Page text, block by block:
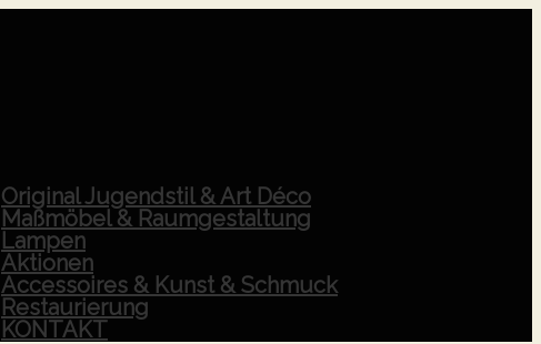
Original Jugendstil & Art Déco
Maßmöbel & Raumgestaltung
Lampen
Aktionen
Accessoires & Kunst & Schmuck
Restaurierung
KONTAKT